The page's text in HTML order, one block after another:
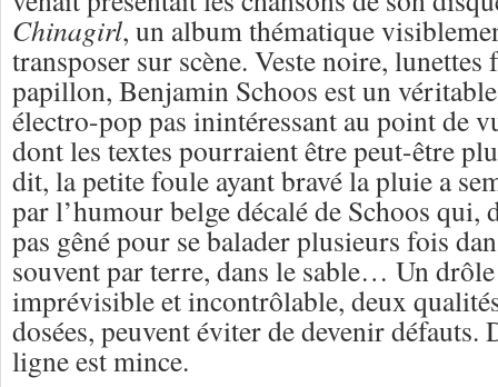
Chinagirl, un album thématique
transposer sur scène. Veste noire,
papillon, Benjamin Schoos est un
électro-pop pas inintéressant au point de
dont les textes pourraient être peut-être
dit, la petite foule ayant bravé la pluie a
par l’humour belge décalé de Schoos qui,
pas gêné pour se balader plusieurs fois
souvent par terre, dans le sable… Un
imprévisible et incontrôlable, deux
dosées, peuvent éviter de devenir défauts.
ligne est mince.